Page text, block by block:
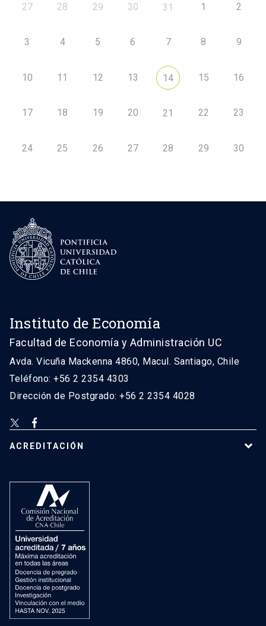
27 28 29 30 31 1 2
3 4 5 6 7 8 9
10 11 12 13 14 15 16
17 18 19 20 21 22 23
24 25 26 27 28 29 30
Instituto de Economía
Facultad de Economía y Administración UC
Avda. Vicuña Mackenna 4860, Macul. Santiago, Chile
Teléfono: +56 2 2354 4303
Dirección de Postgrado: +56 2 2354 4028
ACREDITACIÓN